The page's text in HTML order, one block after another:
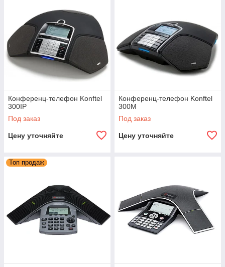
Конференц-телефон Konftel
300IP
Под заказ
Цену уточняйте
Конференц-телефон Konftel
300M
Под заказ
Цену уточняйте
Топ продаж